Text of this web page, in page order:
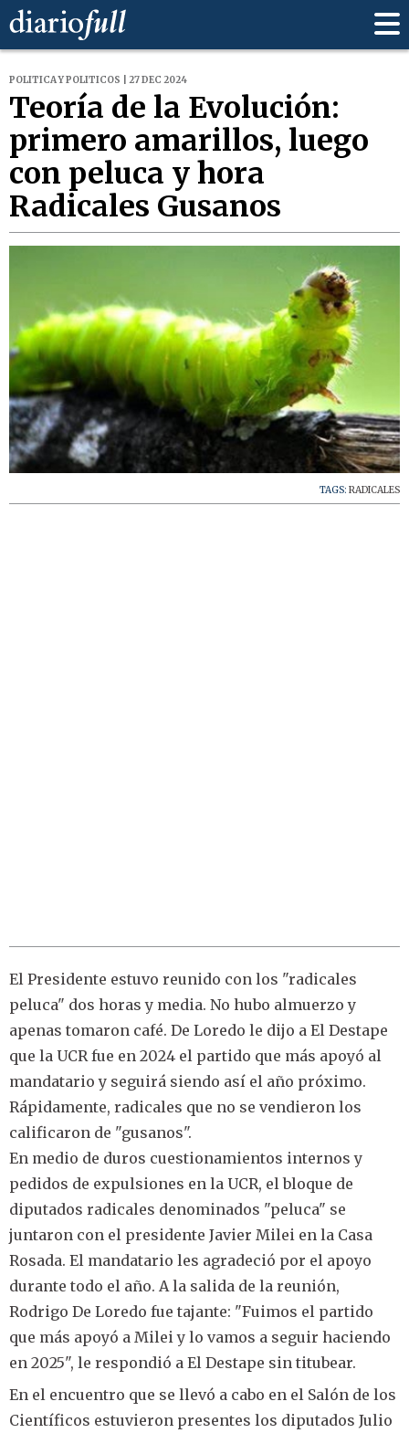
POLITICA Y POLITICOS | 27 DEC 2024
Teoría de la Evolución:
primero amarillos, luego
con peluca y hora
Radicales Gusanos
TAGS: RADICALES
El Presidente estuvo reunido con los "radicales
peluca" dos horas y media. No hubo almuerzo y
apenas tomaron café. De Loredo le dijo a El Destape
que la UCR fue en 2024 el partido que más apoyó al
mandatario y seguirá siendo así el año próximo.
Rápidamente, radicales que no se vendieron los
calificaron de "gusanos".
En medio de duros cuestionamientos internos y
pedidos de expulsiones en la UCR, el bloque de
diputados radicales denominados "peluca" se
juntaron con el presidente Javier Milei en la Casa
Rosada. El mandatario les agradeció por el apoyo
durante todo el año. A la salida de la reunión,
Rodrigo De Loredo fue tajante: "Fuimos el partido
que más apoyó a Milei y lo vamos a seguir haciendo
en 2025", le respondió a El Destape sin titubear.
En el encuentro que se llevó a cabo en el Salón de los
Científicos estuvieron presentes los diputados Julio